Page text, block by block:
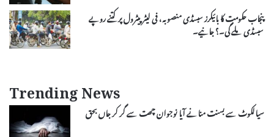
پنجاب حکومت کا بائیکرز سبسڈی منصوبہ، فی لیٹر پیٹرول پر کتنے روپے
سبسڈی ملے گی۔؟ جانیے۔
Trending News
سیالکوٹ سے بسنت منانے آیا نوجوان چھت سے گر کر جاں بحق